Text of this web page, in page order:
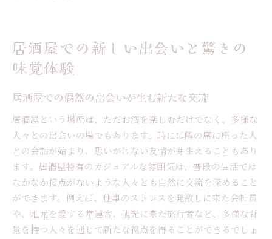
居酒屋での新しい出会いと驚きの
味覚体験
居酒屋での偶然の出会いが生む新たな交流
居酒屋という場所は、ただお酒を楽しむだけでなく、多様な
人々との出会いの場でもあります。時には隣の席に座った人
との会話が始まり、思いがけない友情が芽生えることもあり
ます。居酒屋特有のカジュアルな雰囲気は、普段の生活では
なかなか接点がないような人々とも自然に交流を深めること
ができます。例えば、仕事のストレスを発散しに来た会社員
や、地元を愛する常連客、観光に来た旅行者など、多様な背
景を持つ人々を通じて新たな視点を得ることができるでしょ